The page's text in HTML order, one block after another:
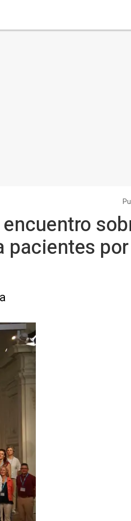
pacientes por